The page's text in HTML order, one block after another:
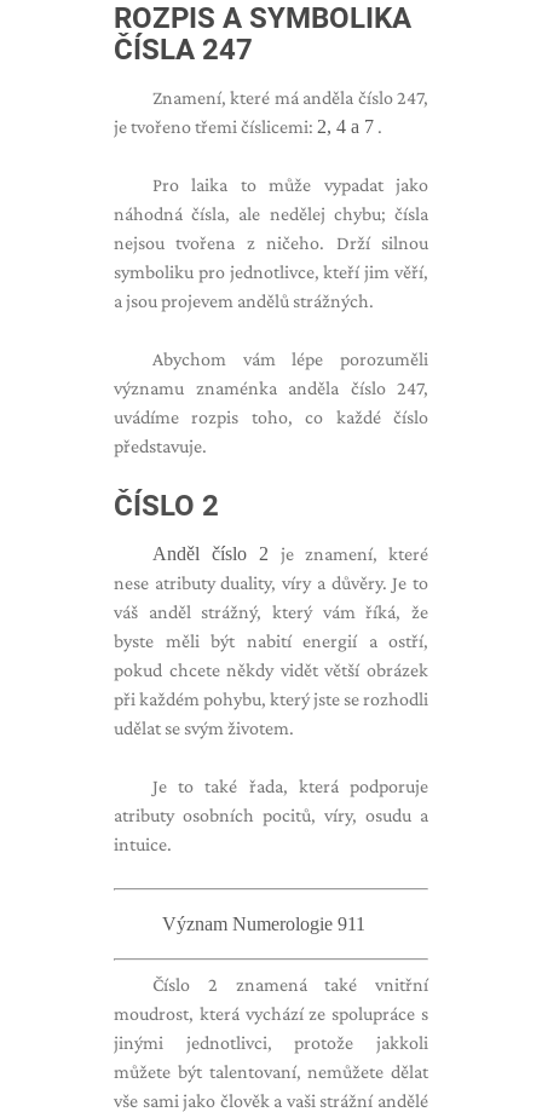
ROZPIS A SYMBOLIKA
ČÍSLA 247
Znamení, které má anděla číslo 247,
je tvořeno třemi číslicemi: 2, 4 a 7 .
Pro laika to může vypadat jako
náhodná čísla, ale nedělej chybu; čísla
nejsou tvořena z ničeho. Drží silnou
symboliku pro jednotlivce, kteří jim věří,
a jsou projevem andělů strážných.
Abychom vám lépe porozuměli
významu znaménka anděla číslo 247,
uvádíme rozpis toho, co každé číslo
představuje.
ČÍSLO 2
Anděl číslo 2 je znamení, které
nese atributy duality, víry a důvěry. Je to
váš anděl strážný, který vám říká, že
byste měli být nabití energií a ostří,
pokud chcete někdy vidět větší obrázek
při každém pohybu, který jste se rozhodli
udělat se svým životem.
Je to také řada, která podporuje
atributy osobních pocitů, víry, osudu a
intuice.
Význam Numerologie 911
Číslo 2 znamená také vnitřní
moudrost, která vychází ze spolupráce s
jinými jednotlivci, protože jakkoli
můžete být talentovaní, nemůžete dělat
vše sami jako člověk a vaši strážní andělé